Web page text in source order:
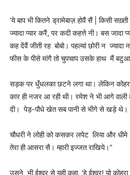
‘ये बाप भी कितने ड्रामेबाज़ होवैं सैं | किसी
ज्यादा प्यार करैं, पर कदी कहत्ते नी। बस
कह देंवैं जीती रह बोबो। पहल्यां छोरी न ज्यादा
फीस के पीसे मांगै तो चुपचाप उसके हाथ मैं
सड़क पर धुँधलका छटने लगा था। लेकिन
कार ही नजर आ रही थी। रमेश ने भी आगे वाली
दी। पेड़-पौधे खेत सब पानी से भीगे से खड़े थे।
चौधरी ने लोही को कसकर लपेट लिया और
तेरा ही आसरा सै। म्हारी इज्जत राखिये।”
उसने भी ईश्वर से यही कहा, ‘हे ईश्वर! यो